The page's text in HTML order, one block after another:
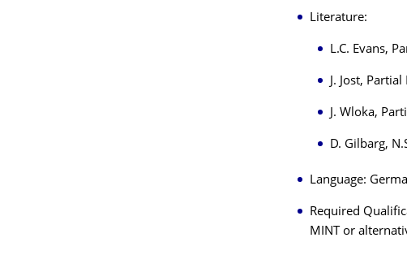
Literature:
L.C. Evans,
J. Jost,
J. Wloka,
D. Gilbarg,
Language:
Required
MINT or